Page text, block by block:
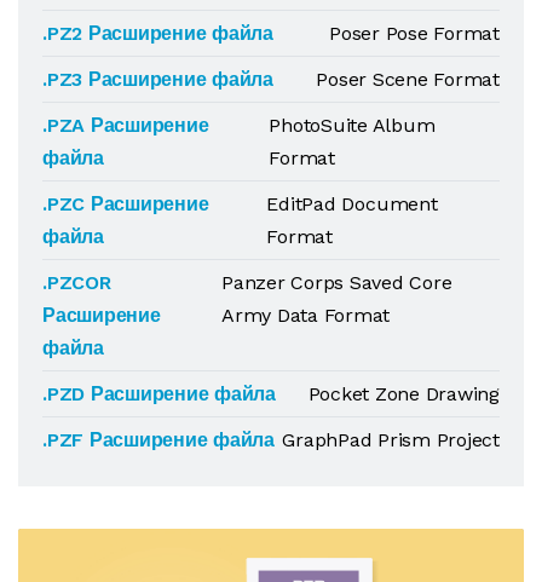
.PZ2 Расширение файла
Poser Pose Format
.PZ3 Расширение файла
Poser Scene Format
.PZA Расширение
файла
PhotoSuite Album
Format
.PZC Расширение
файла
EditPad Document
Format
.PZCOR
Расширение
файла
Panzer Corps Saved Core
Army Data Format
.PZD Расширение файла
Pocket Zone Drawing
.PZF Расширение файла GraphPad Prism Project